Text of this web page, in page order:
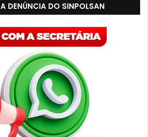
DENÚNCIA DO SINPOLSAN